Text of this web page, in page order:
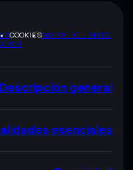
COOKIESMAPA DEL SITIO
Descripción general
esenciales